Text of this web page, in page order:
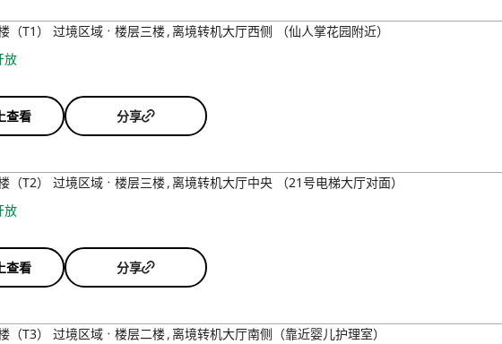
（T1） 过境区域 楼层三楼 离境转机大厅西侧 （仙人掌花园附近）
放
查看 分享
（T2） 过境区域 楼层三楼 离境转机大厅中央 （21号电梯大厅对面）
放
查看 分享
（T3） 过境区域 楼层二楼 离境转机大厅南侧（靠近婴儿护理室）